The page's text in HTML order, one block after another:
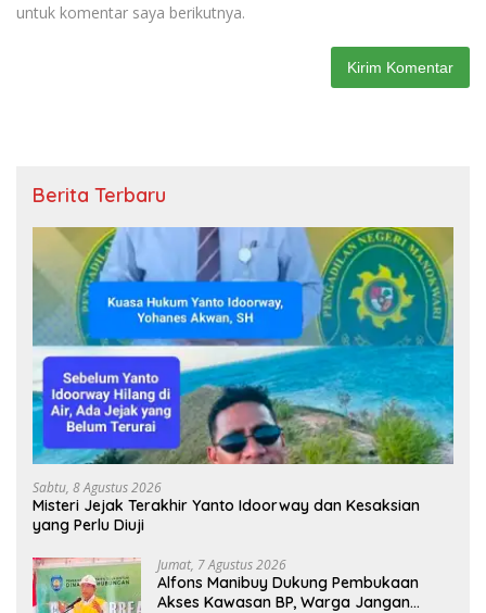
untuk komentar saya berikutnya.
Berita Terbaru
Sabtu, 8 Agustus 2026
Misteri Jejak Terakhir Yanto Idoorway dan Kesaksian
yang Perlu Diuji
Jumat, 7 Agustus 2026
Alfons Manibuy Dukung Pembukaan
Akses Kawasan BP, Warga Jangan